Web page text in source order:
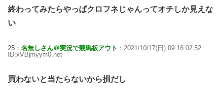
終わってみたらやっぱクロフネじゃんってオチしか見えな
い
25： 名無しさん＠実況で競馬板アウト ：2021/10/17(日) 09:16:02.52
ID:xVBjmyym0.net
買わないと当たらないから損だし